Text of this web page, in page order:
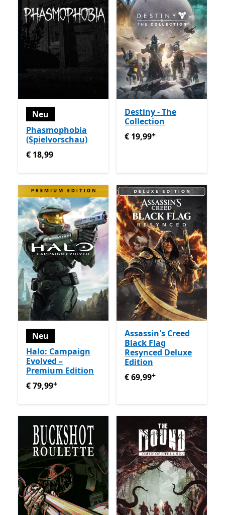
Neu
Phasmophobia
(Spielvorschau)
€ 18,99
€ 18,99
Destiny - The
Collection
€ 19,99Enthält In-App-
€ 19,99+
Neu
Halo: Campaign
Evolved –
Premium Edition
€ 79,99Enthält In-App-Käufe
€ 79,99+
Assassin's Creed
Black Flag
Resynced Deluxe
Edition
€ 69,99Enthält In-App-
€ 69,99+